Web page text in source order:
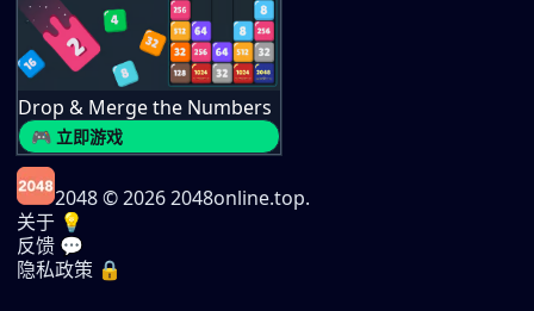
Drop & Merge the Numbers
🎮 立即游戏
2048© 2026 2048online.top.
关于 💡
反馈 💬
隐私政策 🔒